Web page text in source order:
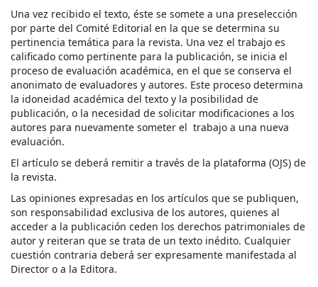
Una vez recibido el texto, éste se somete a una preselección
por parte del Comité Editorial en la que se determina su
pertinencia temática para la revista. Una vez el trabajo es
calificado como pertinente para la publicación, se inicia el
proceso de evaluación académica, en el que se conserva el
anonimato de evaluadores y autores. Este proceso determina
la idoneidad académica del texto y la posibilidad de
publicación, o la necesidad de solicitar modificaciones a los
autores para nuevamente someter el trabajo a una nueva
evaluación.
El artículo se deberá remitir a través de la plataforma (OJS) de
la revista.
Las opiniones expresadas en los artículos que se publiquen,
son responsabilidad exclusiva de los autores, quienes al
acceder a la publicación ceden los derechos patrimoniales de
autor y reiteran que se trata de un texto inédito. Cualquier
cuestión contraria deberá ser expresamente manifestada al
Director o a la Editora.